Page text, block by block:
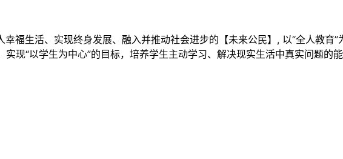
福生活、实现终身发展、融入并推动社会进步的【未来公民】, 以“全人教育
现“以学生为中心”的目标，培养学生主动学习、解决现实生活中真实问题的能